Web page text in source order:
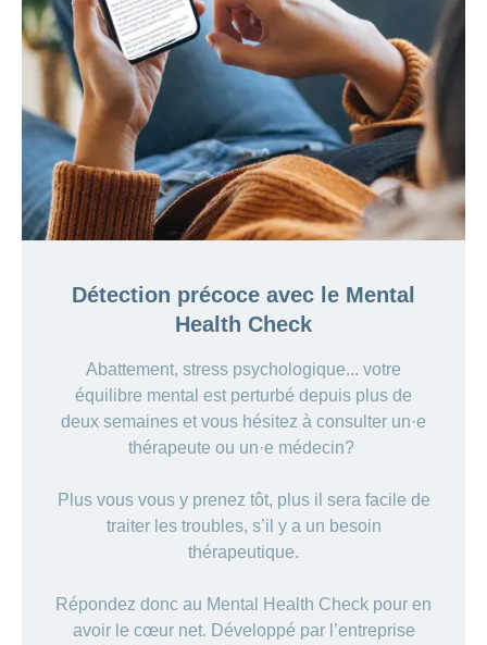
Détection précoce avec le Mental
Health Check
Abattement, stress psychologique... votre
équilibre mental est perturbé depuis plus de
deux semaines et vous hésitez à consulter un·e
thérapeute ou un·e médecin?
Plus vous vous y prenez tôt, plus il sera facile de
traiter les troubles, s’il y a un besoin
thérapeutique.
Répondez donc au Mental Health Check pour en
avoir le cœur net. Développé par l’entreprise